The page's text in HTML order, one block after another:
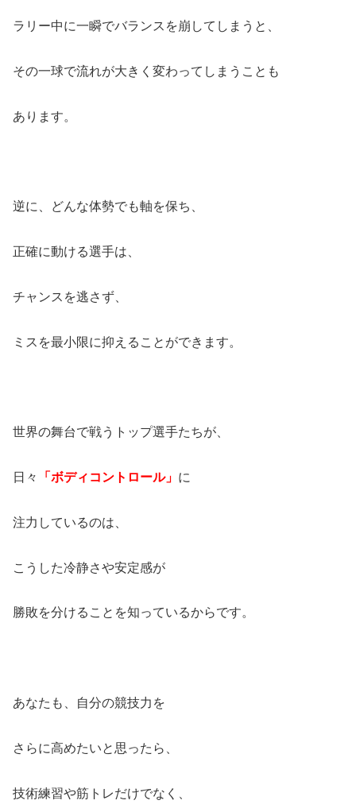
ラリー中に一瞬でバランスを崩してしまうと、
その一球で流れが大きく変わってしまうことも
あります。
逆に、どんな体勢でも軸を保ち、
正確に動ける選手は、
チャンスを逃さず、
ミスを最小限に抑えることができます。
世界の舞台で戦うトップ選手たちが、
日々 「ボディコントロール」 に
注力しているのは、
こうした冷静さや安定感が
勝敗を分けることを知っているからです。
あなたも、自分の競技力を
さらに高めたいと思ったら、
技術練習や筋トレだけでなく、